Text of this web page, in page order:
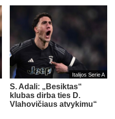
Italijos Serie A
S. Adali: „Besiktas“
klubas dirba ties D.
Vlahovičiaus atvykimu“